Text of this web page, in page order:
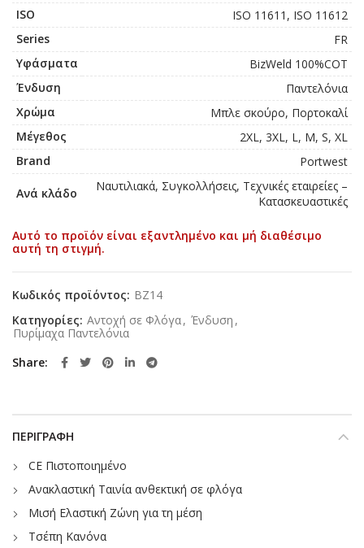
ISO
ISO 11611, ISO 11612
Series
FR
Υφάσματα
BizWeld 100%COT
Ένδυση
Παντελόνια
Χρώμα
Μπλε σκούρο, Πορτοκαλί
Μέγεθος
2XL, 3XL, L, M, S, XL
Brand
Portwest
Ανά κλάδο
Ναυτιλιακά, Συγκολλήσεις, Τεχνικές εταιρείες –
Κατασκευαστικές
Αυτό το προϊόν είναι εξαντλημένο και μή διαθέσιμο
αυτή τη στιγμή.
Κωδικός προϊόντος: BZ14
Κατηγορίες: Αντοχή σε Φλόγα, Ένδυση ,
Πυρίμαχα Παντελόνια
Share
ΠΕΡΙΓΡΑΦΉ
CE Πιστοποιημένο
Ανακλαστική Ταινία ανθεκτική σε φλόγα
Μισή Ελαστική Ζώνη για τη μέση
Τσέπη Κανόνα